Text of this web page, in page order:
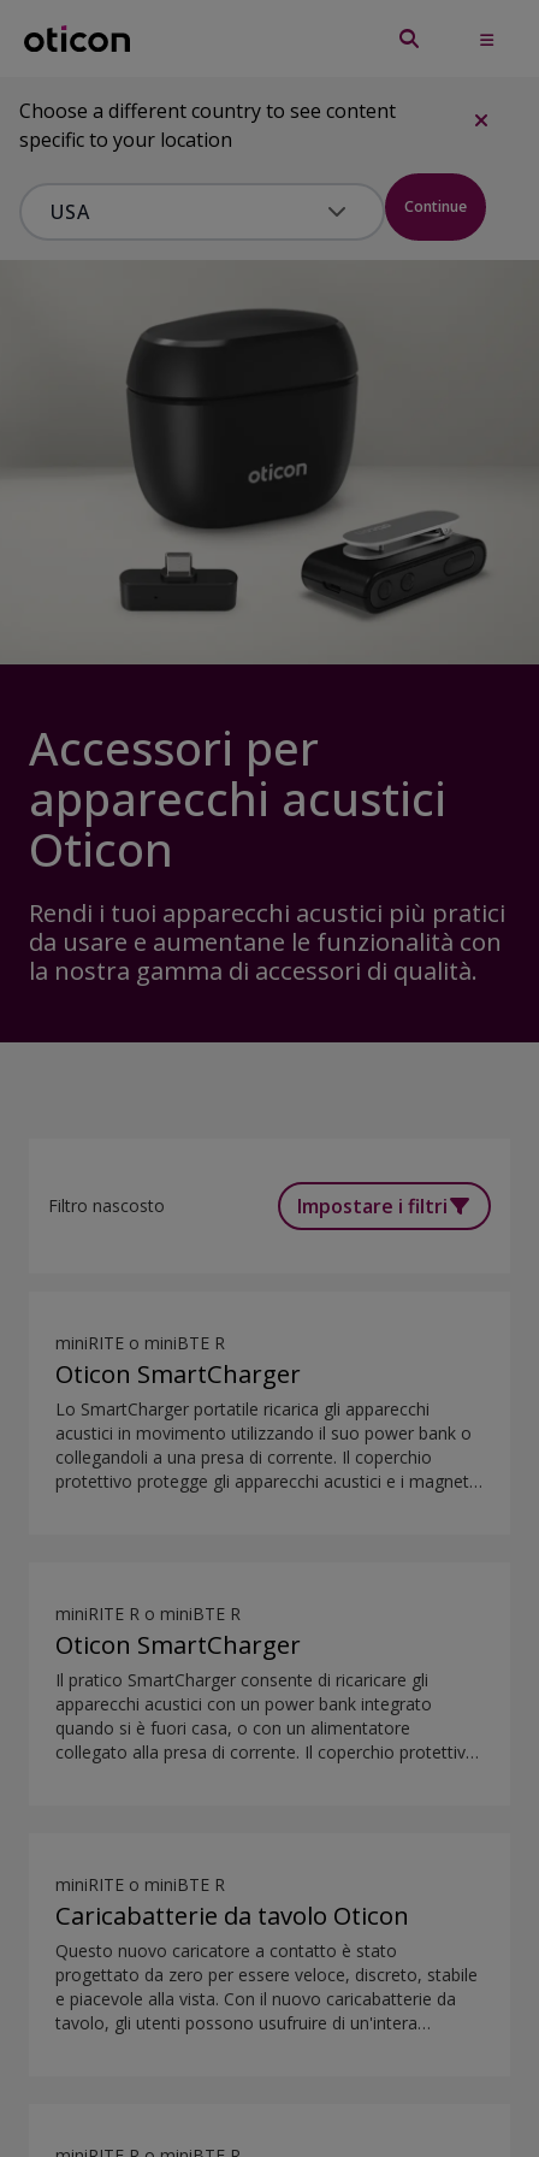
Choose a different country to see content
specific to your location
Continue
Accessori per
apparecchi acustici
Oticon
Rendi i tuoi apparecchi acustici più pratici
da usare e aumentane le funzionalità con
la nostra gamma di accessori di qualità.
Filtro nascosto Impostare i filtri
miniRITE o miniBTE R
Oticon SmartCharger
Lo SmartCharger portatile ricarica gli apparecchi
acustici in movimento utilizzando il suo power bank o
collegandoli a una presa di corrente. Il coperchio
protettivo protegge gli apparecchi acustici e i magneti
miniRITE R o miniBTE R
Oticon SmartCharger
Il pratico SmartCharger consente di ricaricare gli
apparecchi acustici con un power bank integrato
quando si è fuori casa, o con un alimentatore
collegato alla presa di corrente. Il coperchio protettivo
miniRITE o miniBTE R
Caricabatterie da tavolo Oticon
Questo nuovo caricatore a contatto è stato
progettato da zero per essere veloce, discreto, stabile
e piacevole alla vista. Con il nuovo caricabatterie da
tavolo, gli utenti possono usufruire di un'intera